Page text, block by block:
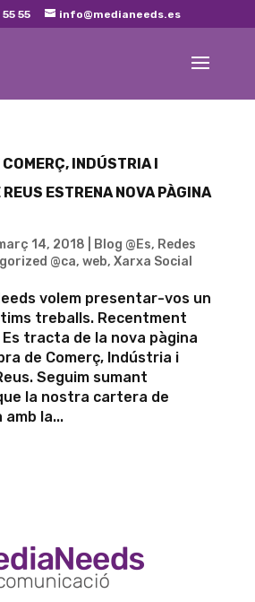
55 info@medianeeds.es
INDÚSTRIA I
ESTRENA NOVA PÀGINA
14, 2018 Blog @Es, Redes
@ca, web, Xarxa Social
volem presentar-vos un
treballs. Recentment
tracta de la nova pàgina
de Comerç, Indústria i
Seguim sumant
la nostra cartera de
la...